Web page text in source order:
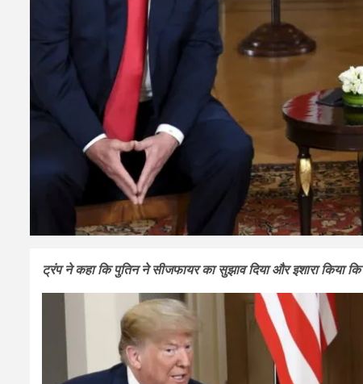
ट्रंप ने कहा कि पुतिन ने सीजफायर का सुझाव दिया और इशारा किया